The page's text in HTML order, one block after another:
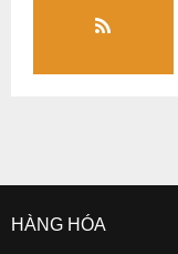
HÀNG HÓA